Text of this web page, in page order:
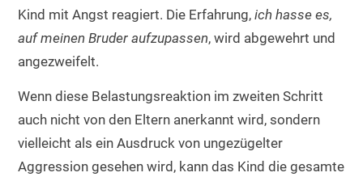
Kind mit Angst reagiert. Die Erfahrung,ich hasse es,
auf meinen Bruder aufzupassen, wird abgewehrt und
angezweifelt.
Wenn diese Belastungsreaktion im zweiten Schritt
auch nicht von den Eltern anerkannt wird, sondern
vielleicht als ein Ausdruck von ungezügelter
Aggression gesehen wird, kann das Kind die gesamte